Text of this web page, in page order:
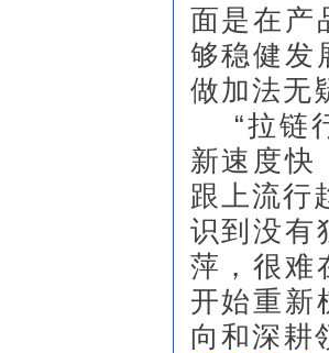
面是在产
够稳健发
做加法无
“拉链
新速度快
跟上流行
识到没有
萍，很难
开始重新
向和深耕